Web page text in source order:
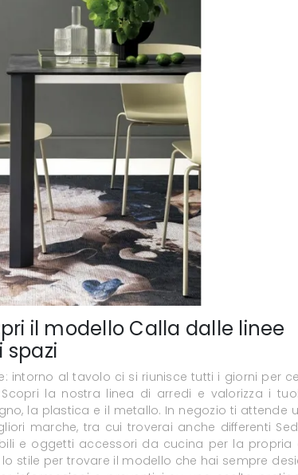
il modello Calla dalle linee
spazi
intorno al tavolo ci si riunisce tutti i giorni per
la nostra linea di arredi e valorizza i
la plastica e il metallo. In negozio ti attende
marche, tra cui troverai anche differenti
e oggetti accessori da cucina per la propria
stile per trovare il modello che hai sempre